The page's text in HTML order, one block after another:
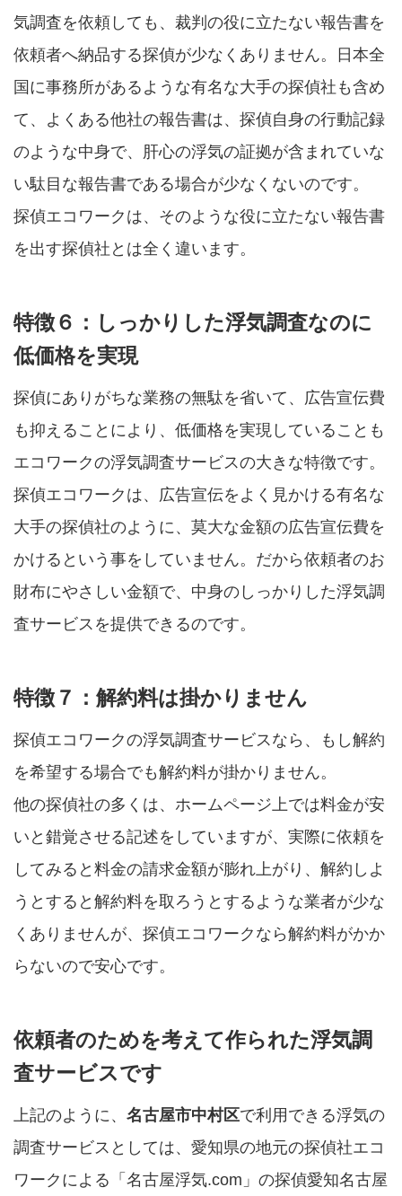
気調査を依頼しても、裁判の役に立たない報告書を
依頼者へ納品する探偵が少なくありません。日本全
国に事務所があるような有名な大手の探偵社も含め
て、よくある他社の報告書は、探偵自身の行動記録
のような中身で、肝心の浮気の証拠が含まれていな
い駄目な報告書である場合が少なくないのです。
探偵エコワークは、そのような役に立たない報告書
を出す探偵社とは全く違います。
特徴６：しっかりした浮気調査なのに
低価格を実現
探偵にありがちな業務の無駄を省いて、広告宣伝費
も抑えることにより、低価格を実現していることも
エコワークの浮気調査サービスの大きな特徴です。
探偵エコワークは、広告宣伝をよく見かける有名な
大手の探偵社のように、莫大な金額の広告宣伝費を
かけるという事をしていません。だから依頼者のお
財布にやさしい金額で、中身のしっかりした浮気調
査サービスを提供できるのです。
特徴７：解約料は掛かりません
探偵エコワークの浮気調査サービスなら、もし解約
を希望する場合でも解約料が掛かりません。
他の探偵社の多くは、ホームページ上では料金が安
いと錯覚させる記述をしていますが、実際に依頼を
してみると料金の請求金額が膨れ上がり、解約しよ
うとすると解約料を取ろうとするような業者が少な
くありませんが、探偵エコワークなら解約料がかか
らないので安心です。
依頼者のためを考えて作られた浮気調
査サービスです
上記のように、 名古屋市中村区で利用できる浮気の
調査サービスとしては、愛知県の地元の探偵社エコ
ワークによる「名古屋浮気.com」の探偵愛知名古屋